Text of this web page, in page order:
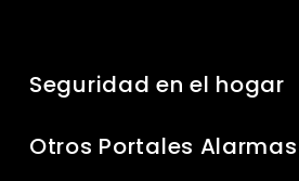
Seguridad en el hogar
Otros Portales Alarmas